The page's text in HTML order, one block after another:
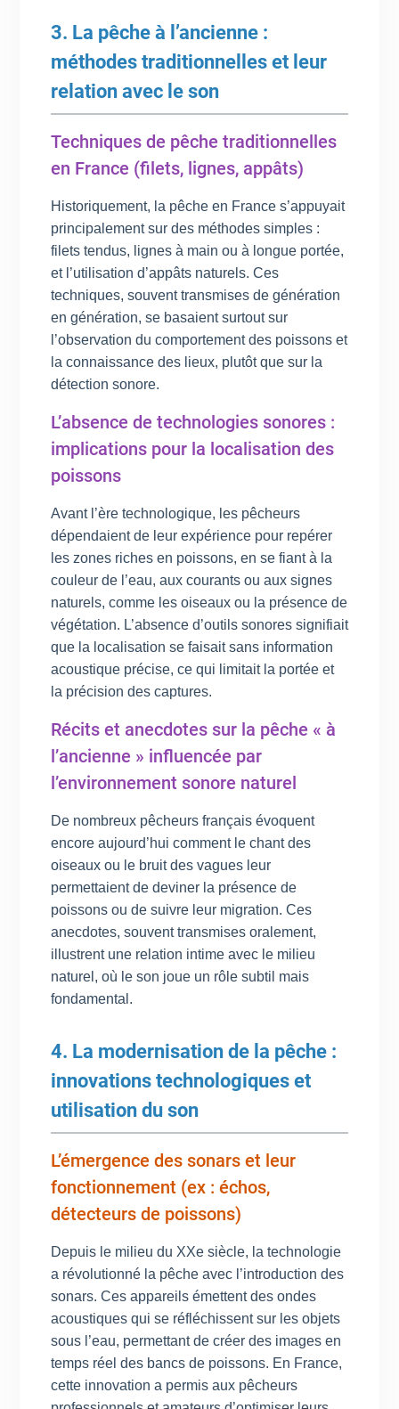
3. La pêche à l’ancienne :
méthodes traditionnelles et leur
relation avec le son
Techniques de pêche traditionnelles
en France (filets, lignes, appâts)
Historiquement, la pêche en France s’appuyait
principalement sur des méthodes simples :
filets tendus, lignes à main ou à longue portée,
et l’utilisation d’appâts naturels. Ces
techniques, souvent transmises de génération
en génération, se basaient surtout sur
l’observation du comportement des poissons et
la connaissance des lieux, plutôt que sur la
détection sonore.
L’absence de technologies sonores :
implications pour la localisation des
poissons
Avant l’ère technologique, les pêcheurs
dépendaient de leur expérience pour repérer
les zones riches en poissons, en se fiant à la
couleur de l’eau, aux courants ou aux signes
naturels, comme les oiseaux ou la présence de
végétation. L’absence d’outils sonores signifiait
que la localisation se faisait sans information
acoustique précise, ce qui limitait la portée et
la précision des captures.
Récits et anecdotes sur la pêche « à
l’ancienne » influencée par
l’environnement sonore naturel
De nombreux pêcheurs français évoquent
encore aujourd’hui comment le chant des
oiseaux ou le bruit des vagues leur
permettaient de deviner la présence de
poissons ou de suivre leur migration. Ces
anecdotes, souvent transmises oralement,
illustrent une relation intime avec le milieu
naturel, où le son joue un rôle subtil mais
fondamental.
4. La modernisation de la pêche :
innovations technologiques et
utilisation du son
L’émergence des sonars et leur
fonctionnement (ex : échos,
détecteurs de poissons)
Depuis le milieu du XXe siècle, la technologie
a révolutionné la pêche avec l’introduction des
sonars. Ces appareils émettent des ondes
acoustiques qui se réfléchissent sur les objets
sous l’eau, permettant de créer des images en
temps réel des bancs de poissons. En France,
cette innovation a permis aux pêcheurs